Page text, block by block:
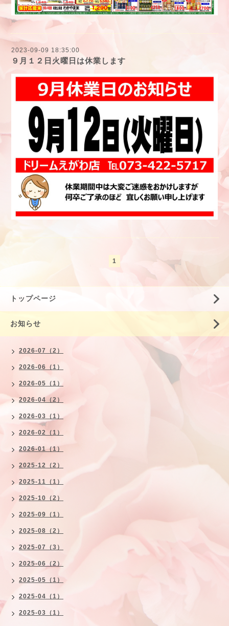
2023-09-09 18:35:00
９月１２日火曜日は休業します
1
トップページ
お知らせ
2026-07（2）
2026-06（1）
2026-05（1）
2026-04（2）
2026-03（1）
2026-02（1）
2026-01（1）
2025-12（2）
2025-11（1）
2025-10（2）
2025-09（1）
2025-08（2）
2025-07（3）
2025-06（2）
2025-05（1）
2025-04（1）
2025-03（1）